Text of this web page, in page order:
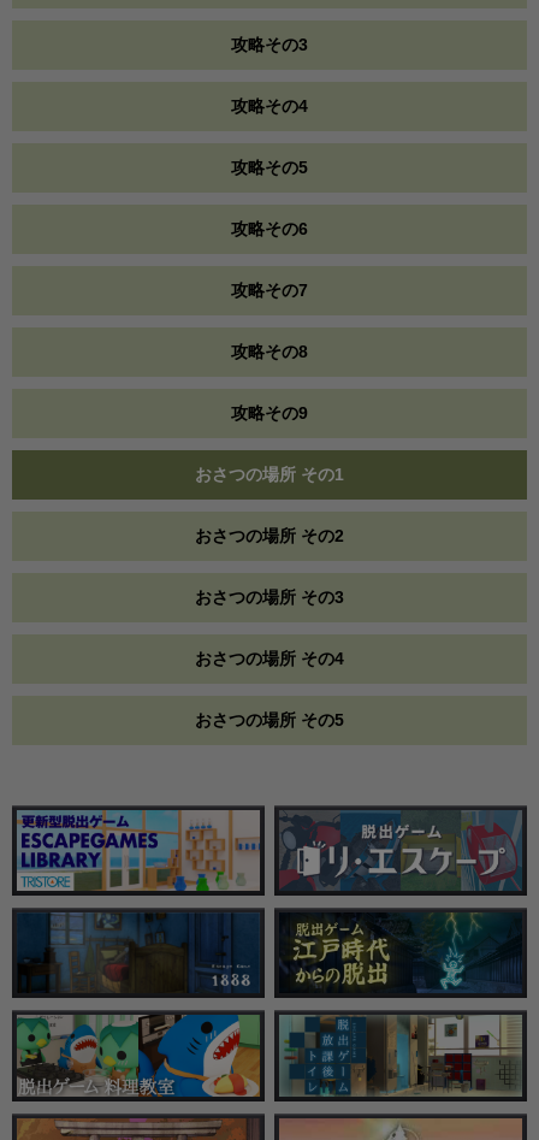
攻略その3
攻略その4
攻略その5
攻略その6
攻略その7
攻略その8
攻略その9
おさつの場所 その1
おさつの場所 その2
おさつの場所 その3
おさつの場所 その4
おさつの場所 その5